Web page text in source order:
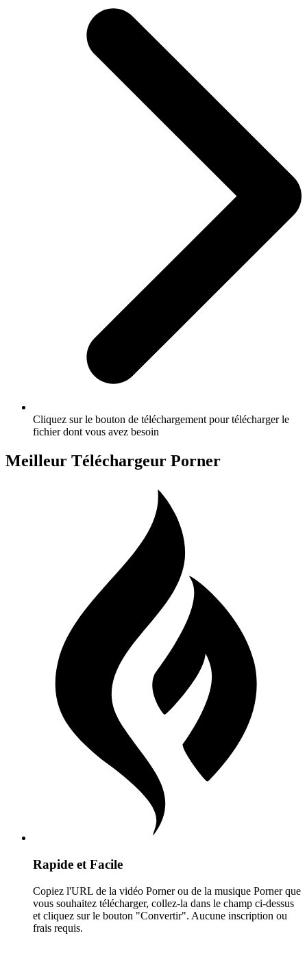
Cliquez sur le bouton de téléchargement pour télécharger le
fichier dont vous avez besoin
Meilleur Téléchargeur Porner
Rapide et Facile
Copiez l'URL de la vidéo Porner ou de la musique Porner que
vous souhaitez télécharger, collez-la dans le champ ci-dessus
et cliquez sur le bouton "Convertir". Aucune inscription ou
frais requis.